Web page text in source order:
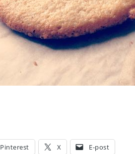
Pinterest X E-post